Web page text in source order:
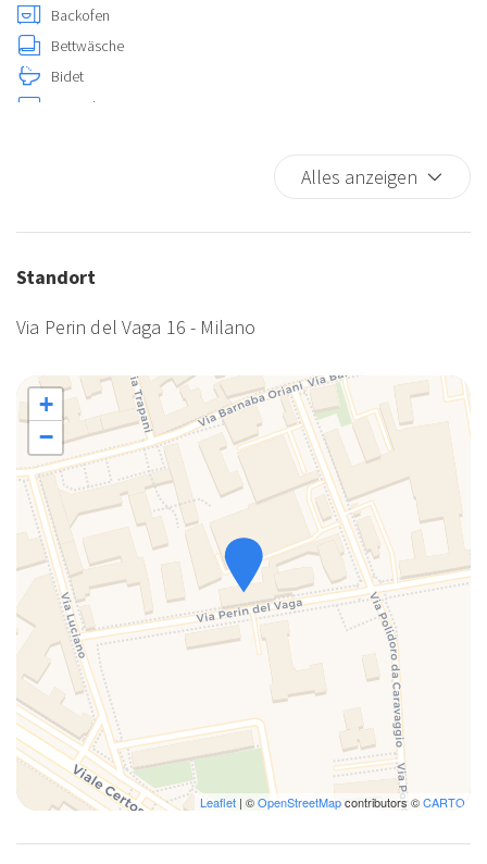
Backofen
Bettwäsche
Bidet
Fernseher
Internet wireless
Klimatisierung
Küche
Kühlschrank
Phon
Rollläden
Schlafsofa
Tafelsilber
Teller und Besteck
Teller und Geschirr
Töpfe und Pfannen
Unabhängige Heizung / Klimaanlage
Vollständige Küche
Waschmaschine
Waschmaschine / Trockner
Alles anzeigen
Standort
Via Perin del Vaga 16 - Milano
+
−
Leaflet | ©OpenStreetMapcontributors ©CARTO